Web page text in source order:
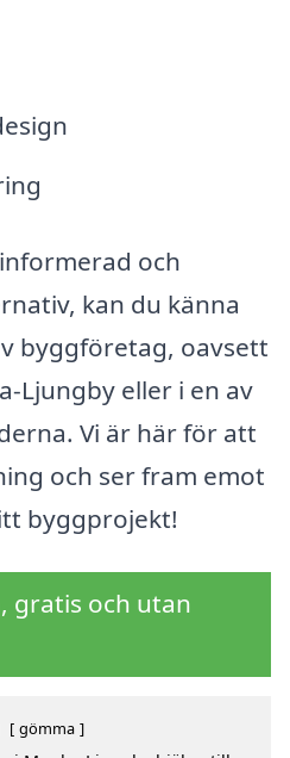
och
kan du känna
byggföretag, oavsett
Ljungby eller i en av
Vi är här för att
och ser fram emot
byggprojekt!
gratis och utan
gömma